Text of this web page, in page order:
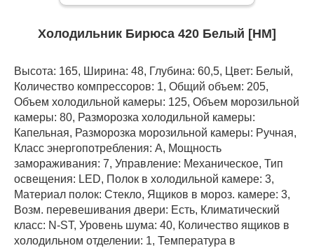
Холодильник Бирюса 420 Белый [НМ]
Высота: 165, Ширина: 48, Глубина: 60,5, Цвет: Белый,
Количество компрессоров: 1, Общий объем: 205,
Объем холодильной камеры: 125, Объем морозильной
камеры: 80, Разморозка холодильной камеры:
Капельная, Разморозка морозильной камеры: Ручная,
Класс энергопотребления: А, Мощность
замораживания: 7, Управление: Механическое, Тип
освещения: LED, Полок в холодильной камере: 3,
Материал полок: Стекло, Ящиков в мороз. камере: 3,
Возм. перевешивания двери: Есть, Климатический
класс: N-ST, Уровень шума: 40, Количество ящиков в
холодильном отделении: 1, Температура в